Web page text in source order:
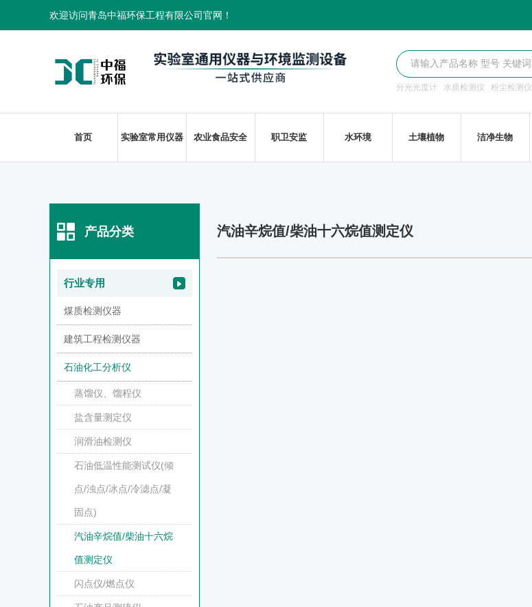
欢迎访问青岛中福环保工程有限公司官网！
分光光度计 水质检测仪 粉尘检测仪
首页 实验室常用仪器 农业食品安全 职卫安监 水环境 土壤植物 洁净生物
汽油辛烷值/柴油十六烷值测定仪
产品分类
行业专用
煤质检测仪器
建筑工程检测仪器
石油化工分析仪
蒸馏仪、馏程仪
盐含量测定仪
润滑油检测仪
石油低温性能测试仪(倾
点/浊点/冰点/冷滤点/凝
固点)
汽油辛烷值/柴油十六烷
值测定仪
闪点仪/燃点仪